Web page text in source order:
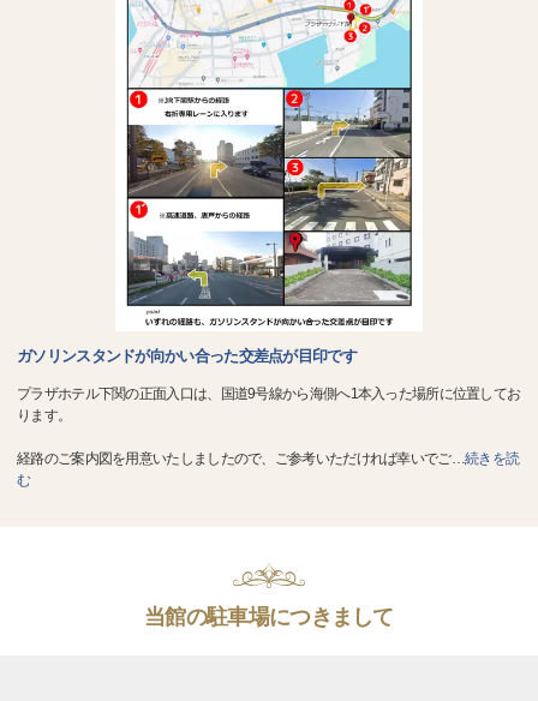
ガソリンスタンドが向かい合った交差点が目印です
プラザホテル下関の正面入口は、国道9号線から海側へ1本入った場所に位置してお
ります。
経路のご案内図を用意いたしましたので、ご参考いただければ幸いでご… 続きを読
む
当館の駐車場につきまして